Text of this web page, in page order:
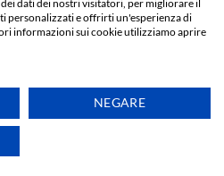
daWe Blink Design
Delivery
© IlMaestralePesca.it
dati dei nostri visitatori, per migliorare il
personalizzati e offrirti un'esperienza di
informazioni sui cookie utilizziamo aprire
NEGARE